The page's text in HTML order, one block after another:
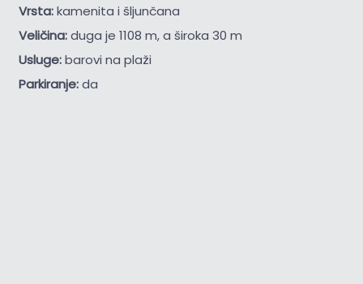
Vrsta:kamenita i šljunčana
Veličina:duga je 1108 m, a široka 30 m
Usluge:barovi na plaži
Parkiranje:da